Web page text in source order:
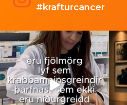
#krafturcancer